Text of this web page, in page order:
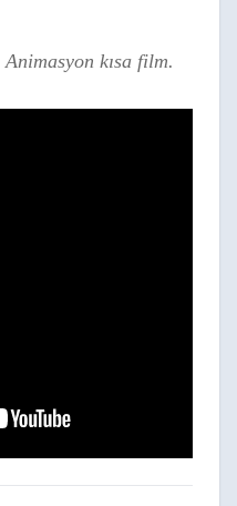
Animasyon kısa film.